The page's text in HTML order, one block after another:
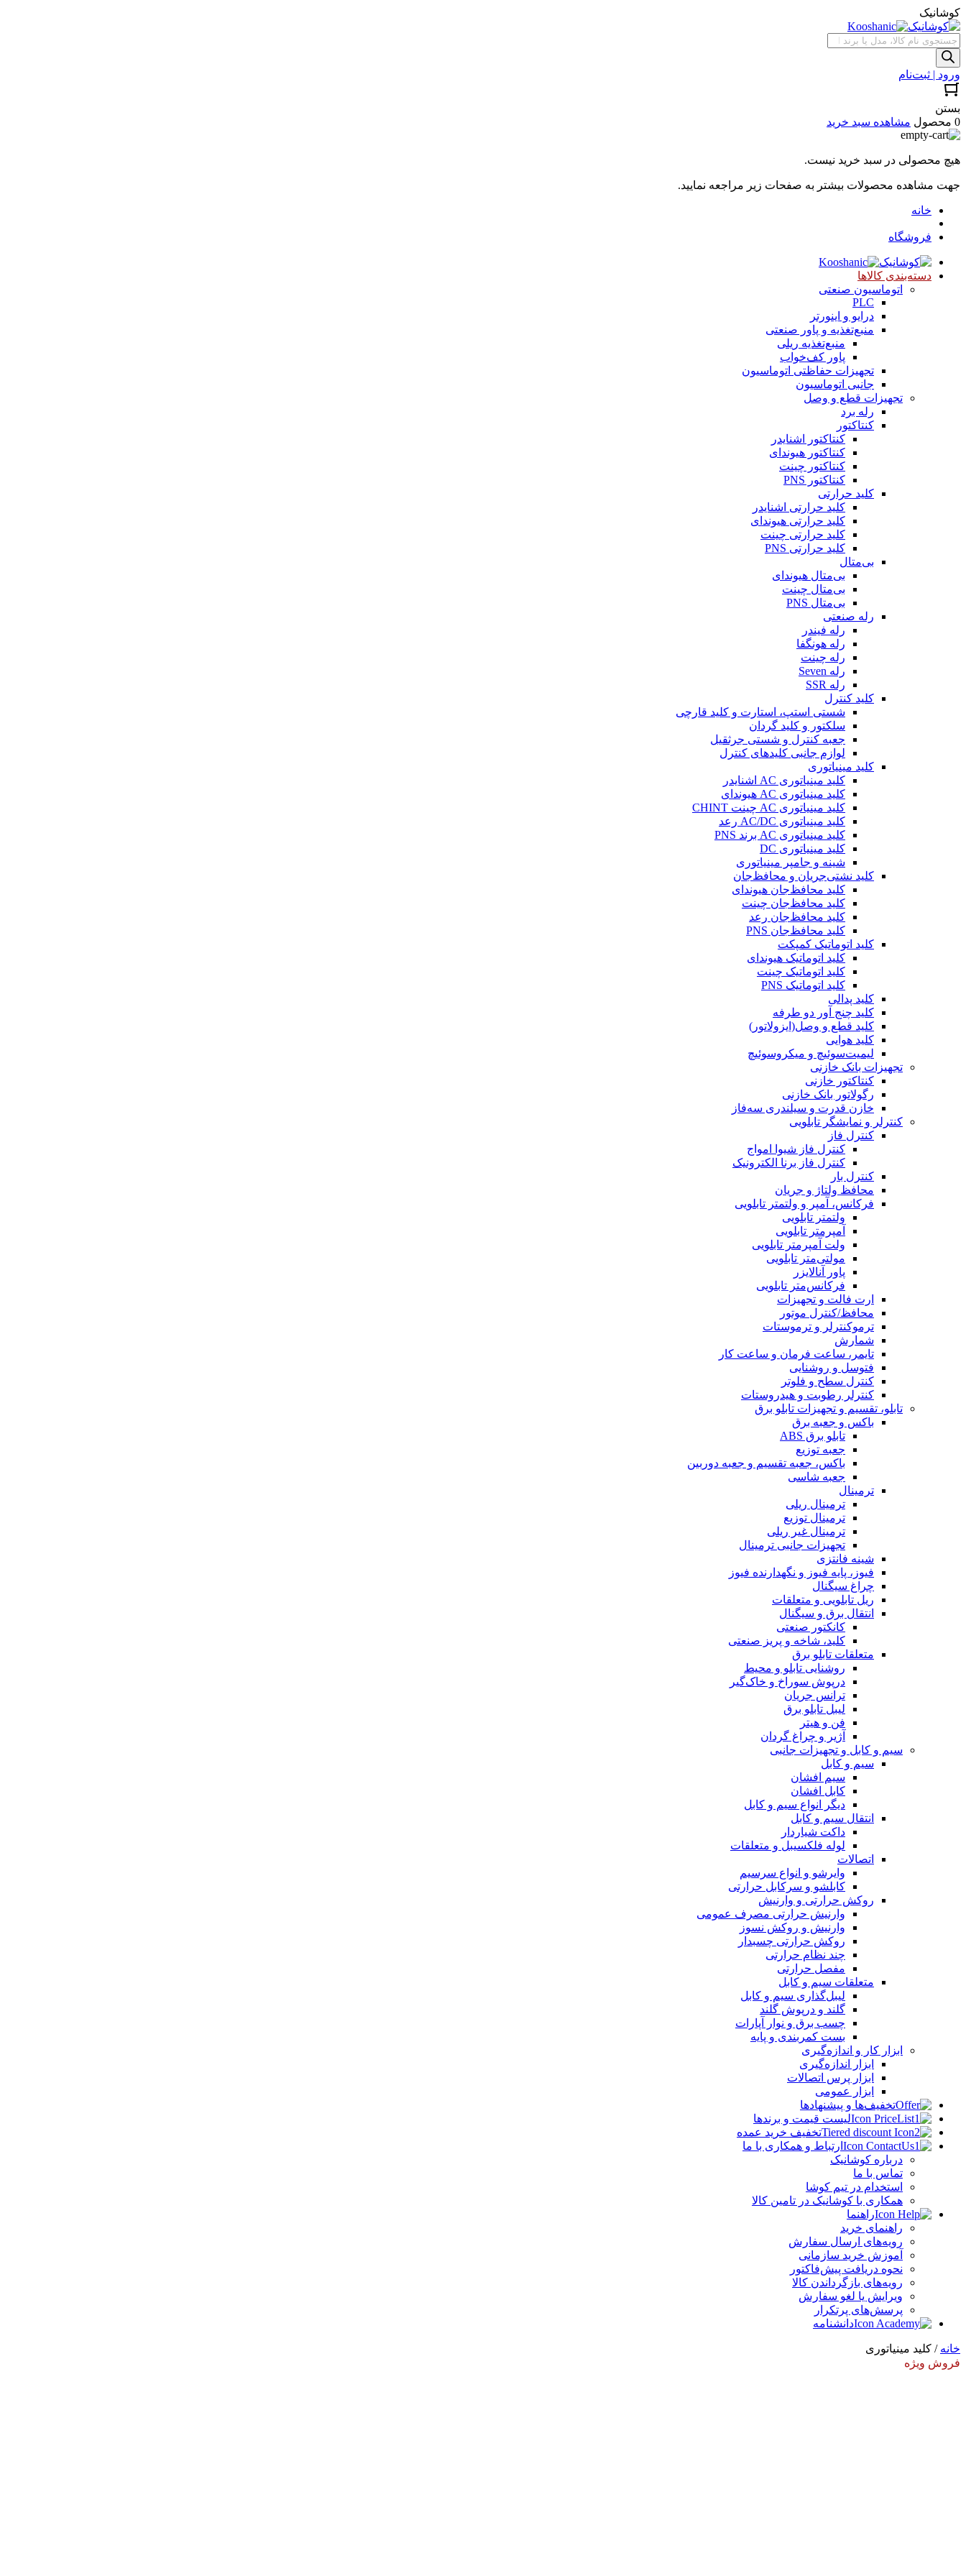
کوشانیک
جستجوی
محصولات
ورود | ثبت‌نام
بستن
0 محصول
مشاهده سبد خرید
هیچ محصولی در سبد خرید نیست.
جهت مشاهده محصولات بیشتر به صفحات زیر مراجعه نمایید.
خانه
فروشگاه
دسته‌بندی کالاها
اتوماسیون صنعتی
PLC
درایو و اینورتر
منبع‌تغذیه و پاور صنعتی
منبع‌تغذیه ریلی
پاور کف‌خواب
تجهیزات حفاظتی اتوماسیون
جانبی اتوماسیون
تجهیزات قطع و وصل
رله برد
کنتاکتور
کنتاکتور اشنایدر
کنتاکتور هیوندای
کنتاکتور چینت
کنتاکتور PNS
کلید حرارتی
کلید حرارتی اشنایدر
کلید حرارتی هیوندای
کلید حرارتی چینت
کلید حرارتی PNS
بی‌متال
بی‌متال هیوندای
بی‌متال چینت
بی‌متال PNS
رله صنعتی
رله فیندر
رله هونگفا
رله چینت
رله Seven
رله SSR
کلید کنترل
شستی استپ، استارت و کلید قارچی
سلکتور و کلید گردان
جعبه کنترل و شستی جرثقیل
لوازم جانبی کلیدهای کنترل
کلید مینیاتوری
کلید مینیاتوری AC اشنایدر
کلید مینیاتوری AC هیوندای
کلید مینیاتوری AC چینت CHINT
کلید مینیاتوری AC/DC رعد
کلید مینیاتوری AC برند PNS
کلید مینیاتوری DC
شینه و جامپر مینیاتوری
کلید نشتی‌جریان و محافظ‌جان
کلید محافظ‌جان هیوندای
کلید محافظ‌جان چینت
کلید محافظ‌جان رعد
کلید محافظ‌جان PNS
کلید اتوماتیک کمپکت
کلید اتوماتیک هیوندای
کلید اتوماتیک چینت
کلید اتوماتیک PNS
کلید پدالی
کلید چنج آور دو طرفه
کلید قطع و وصل(ایزولاتور)
کلید هوایی
لیمیت‌سوئیچ و میکروسوئیچ
تجهیزات بانک خازنی
کنتاکتور خازنی
رگولاتور بانک خازنی
خازن قدرت و سیلندری سه‌فاز
کنترلر و نمایشگر تابلویی
کنترل فاز
کنترل فاز شیوا امواج
کنترل فاز برنا الکترونیک
کنترل بار
محافظ ولتاژ و جریان
فرکانس، آمپر و ولتمتر تابلویی
ولتمتر تابلویی
آمپرمتر تابلویی
ولت آمپرمتر تابلویی
مولتی‌متر تابلویی
پاور آنالایزر
فرکانس‌متر تابلویی
ارت فالت و تجهیزات
محافظ/کنترل موتور
ترموکنترلر و ترموستات
شمارش
تایمر، ساعت فرمان و ساعت کار
فتوسل و روشنایی
کنترل سطح و فلوتر
کنترلر رطوبت و هیدروستات
تابلو، تقسیم و تجهیزات تابلو برق
باکس و جعبه برق
تابلو برق ABS
جعبه توزیع
باکس، جعبه تقسیم و جعبه دوربین
جعبه شاسی
ترمینال
ترمینال ریلی
ترمینال توزیع
ترمینال غیر ریلی
تجهیزات جانبی ترمینال
شینه فانتزی
فیوز، پایه فیوز و نگهدارنده فیوز
چراغ سیگنال
ریل تابلویی و متعلقات
انتقال برق و سیگنال
کانکتور صنعتی
کلید، شاخه و پریز صنعتی
متعلقات تابلو برق
روشنایی تابلو و محیط
درپوش سوراخ و خاک‌گیر
ترانس جریان
لیبل تابلو برق
فن و هیتر
آژیر و چراغ گردان
سیم و کابل و تجهیزات جانبی
سیم و کابل
سیم افشان
کابل افشان
دیگر انواع سیم و کابل
انتقال سیم و کابل
داکت شیاردار
لوله فلکسیبل و متعلقات
اتصالات
وایرشو و انواع سرسیم
کابلشو و سرکابل حرارتی
روکش حرارتی و وارنیش
وارنیش حرارتی مصرف عمومی
وارنیش و روکش نسوز
روکش حرارتی چسبدار
چند نظام حرارتی
مفصل حرارتی
متعلقات سیم و کابل
لیبل‌گذاری سیم و کابل
گلند و درپوش گلند
چسب برق و نوار آپارات
بست کمربندی و پایه
ابزار کار و اندازه‌گیری
ابزار اندازه‌گیری
ابزار پرس اتصالات
ابزار عمومی
تخفیف‌ها و پیشنهادها
لیست قیمت و برندها
تخفیف خرید عمده
ارتباط و همکاری با ما
درباره کوشانیک
تماس با ما
استخدام در تیم کوشا
همکاری با کوشانیک در تامین کالا
راهنما
راهنمای خرید
رویه‌های ارسال سفارش
آموزش خرید سازمانی
نحوه دریافت پیش‌فاکتور
رویه‌های بازگرداندن کالا
ویرایش یا لغو سفارش
پرسش‌های پرتکرار
دانشنامه
خانه / کلید مینیاتوری
فروش ویژه